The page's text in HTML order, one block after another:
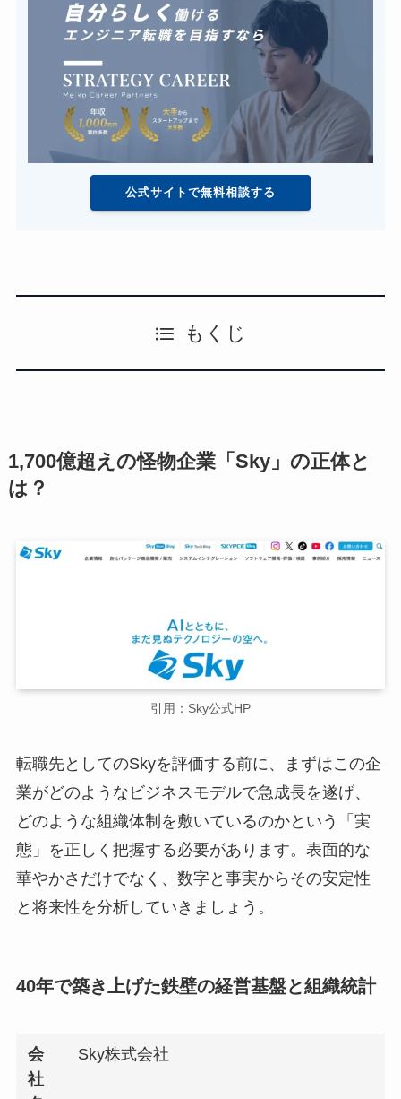
公式サイトで無料相談する
もくじ
1,700億超えの怪物企業「Sky」の正体と
は？
引用：Sky公式HP
転職先としてのSkyを評価する前に、まずはこの企
業がどのようなビジネスモデルで急成長を遂げ、
どのような組織体制を敷いているのかという「実
態」を正しく把握する必要があります。表面的な
華やかさだけでなく、数字と事実からその安定性
と将来性を分析していきましょう。
40年で築き上げた鉄壁の経営基盤と組織統計
会
社
Sky株式会社